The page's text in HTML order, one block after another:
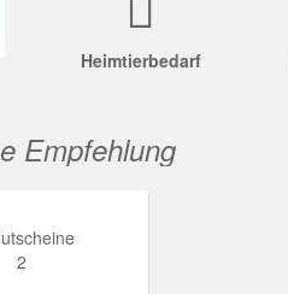
Heimtierbedarf
Empfehlung